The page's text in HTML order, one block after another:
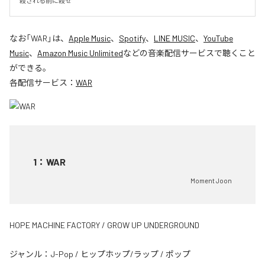
なお「WAR 」は、 Apple Music、 Spotify、 LINE MUSIC、 YouTube
Music、 Amazon Music Unlimitedなどの音楽配信サービスで聴くこと
ができる。
各配信サービス： WAR
1 ： WAR
Moment Joon
HOPE MACHINE FACTORY / GROW UP UNDERGROUND
ジャンル： J-Pop / ヒップホップ/ラップ / ポップ